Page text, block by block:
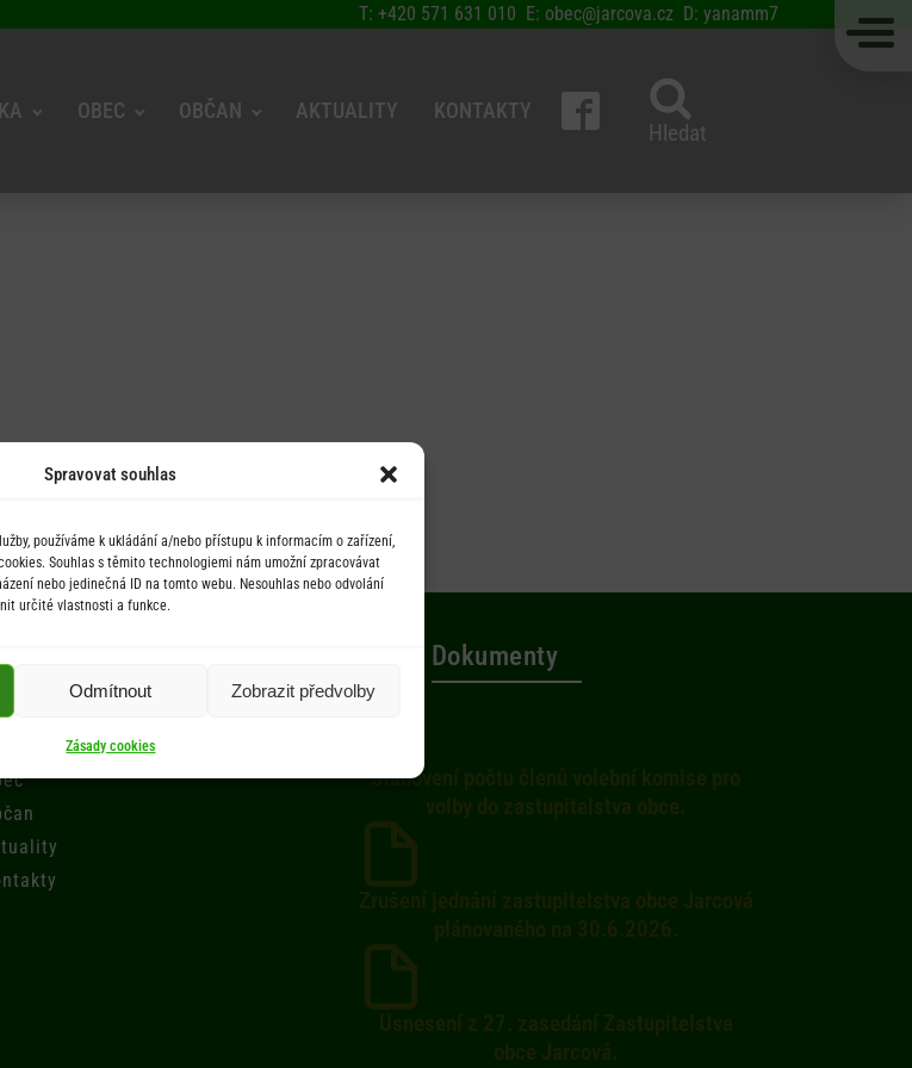
Spravovat souhlas
používáme k ukládání a/nebo přístupu k informacím o zařízení,
Souhlas s těmito technologiemi nám umožní zpracovávat
nebo jedinečná ID na tomto webu. Nesouhlas nebo odvolání
určité vlastnosti a funkce.
Odmítnout Zobrazit předvolby
Zásady cookies
T: +420 571 631 010 E: obec@jarcova.cz D: yanamm7
OBEC OBČAN AKTUALITY KONTAKTY
Hledat
deska
Dokumenty
Stanovení počtu členů volební komise pro